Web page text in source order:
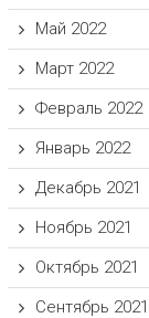
Май 2022
Март 2022
Февраль 2022
Январь 2022
Декабрь 2021
Ноябрь 2021
Октябрь 2021
Сентябрь 2021